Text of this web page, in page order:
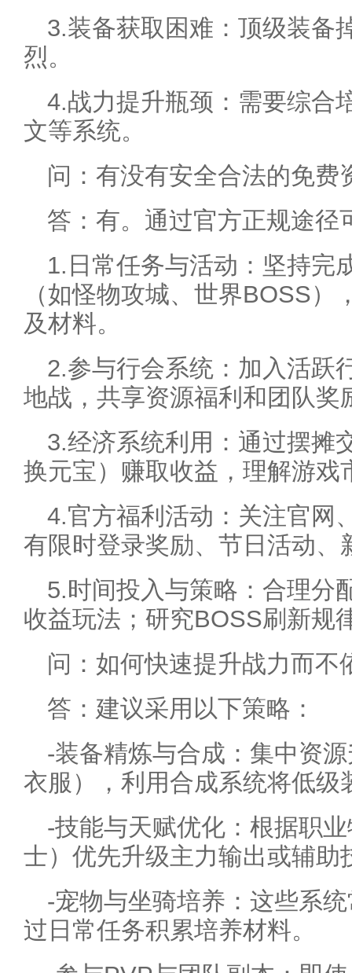
3.装备获取困难：顶级装备
烈。
4.战力提升瓶颈：需要综合
文等系统。
问：有没有安全合法的免费
答：有。通过官方正规途径
1.日常任务与活动：坚持完
（如怪物攻城、世界BOSS
及材料。
2.参与行会系统：加入活跃
地战，共享资源福利和团队奖
3.经济系统利用：通过摆摊
换元宝）赚取收益，理解游戏
4.官方福利活动：关注官网
有限时登录奖励、节日活动、
5.时间投入与策略：合理分
收益玩法；研究BOSS刷新规
问：如何快速提升战力而不
答：建议采用以下策略：
-装备精炼与合成：集中资
衣服），利用合成系统将低级
-技能与天赋优化：根据职
士）优先升级主力输出或辅助
-宠物与坐骑培养：这些系
过日常任务积累培养材料。